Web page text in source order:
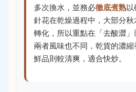
多次換水，並務必徹底煮熟
針花在乾燥過程中，大部分
轉化，所以重點在「去酸澀」
兩者風味也不同，乾貨的濃縮
鮮品則較清爽，適合快炒。